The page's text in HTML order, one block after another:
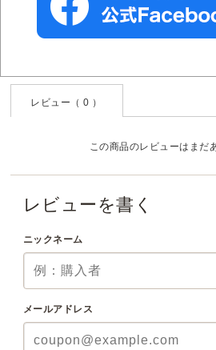
レビュー（ 0 ）
この商品のレビューはまだ
レビューを書く
ニックネーム
メールアドレス